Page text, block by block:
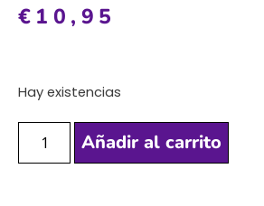
€ 10,95
Hay existencias
Añadir al carrito